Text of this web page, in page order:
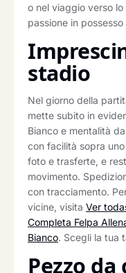
o nel viaggio verso
passione in
stadio
Nel giorno della
mette subito in
Bianco e mentalità
con facilità sopra
foto e trasferte, e
movimento.
con tracciamento.
vicine, visita Ver
Completa Felpa
Bianco. Scegli la tua
Pezzo